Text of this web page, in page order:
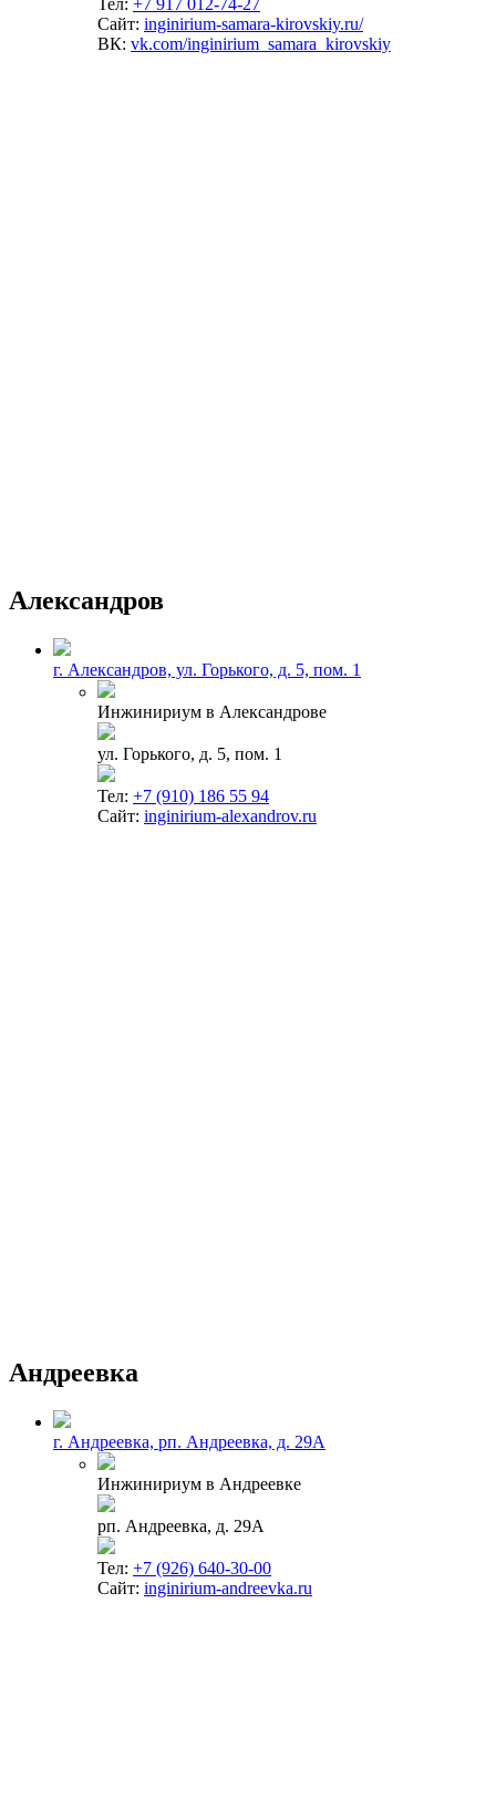
Тел: +7 917 012-74-27
Сайт: inginirium-samara-kirovskiy.ru/
ВК: vk.com/inginirium_samara_kirovskiy
Александров
г. Александров, ул. Горького, д. 5, пом. 1
Инжинириум в Александрове
ул. Горького, д. 5, пом. 1
Тел: +7 (910) 186 55 94
Сайт: inginirium-alexandrov.ru
Андреевка
г. Андреевка, рп. Андреевка, д. 29А
Инжинириум в Андреевке
рп. Андреевка, д. 29А
Тел: +7 (926) 640-30-00
Сайт: inginirium-andreevka.ru